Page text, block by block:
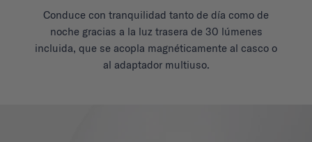
Conduce con tranquilidad tanto de día como de
noche gracias a la luz trasera de 30 lúmenes
incluida, que se acopla magnéticamente al casco o
al adaptador multiuso.